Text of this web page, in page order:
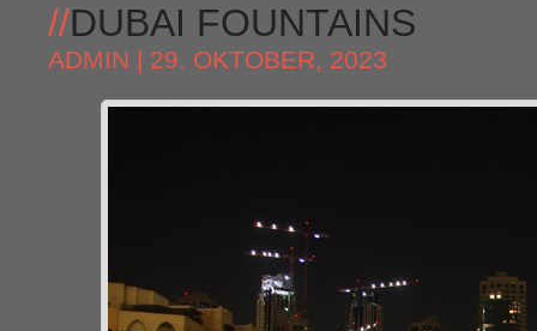
//DUBAI FOUNTAINS
ADMIN | 29. OKTOBER, 2023